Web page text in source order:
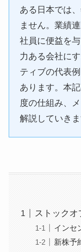
ある日本では
ません。業績
社員に便益を
力ある会社に
ティブの代表
あります。本
度の仕組み、
解説していきま
ストックオ
インセ
新株予